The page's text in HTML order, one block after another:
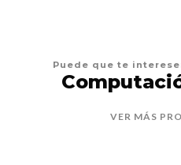
Puede que te
VER MÁS